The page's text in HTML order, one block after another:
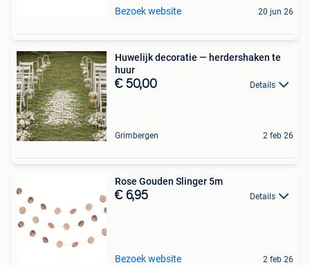
Bezoek website 20 jun 26
Huwelijk decoratie — herdershaken te
huur
€ 50,00 Details
Grimbergen 2 feb 26
Rose Gouden Slinger 5m
€ 6,95 Details
Bezoek website 2 feb 26